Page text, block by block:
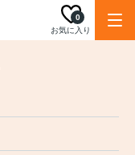
お気に入り
0